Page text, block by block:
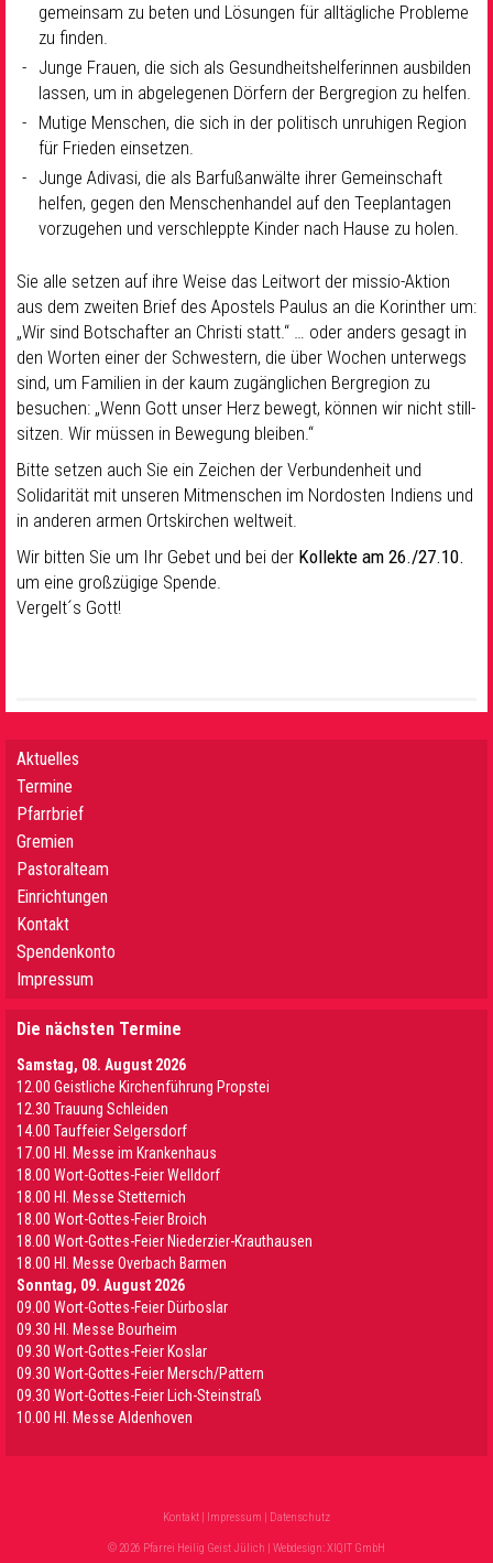
gemeinsam zu beten und Lösungen für alltägliche Probleme
zu finden.
Junge Frauen, die sich als Gesundheitshelferinnen ausbilden
lassen, um in abgelegenen Dörfern der Bergregion zu helfen.
Mutige Menschen, die sich in der politisch unruhigen Region
für Frieden einsetzen.
Junge Adivasi, die als Barfußanwälte ihrer Gemeinschaft
helfen, gegen den Menschenhandel auf den Teeplantagen
vorzugehen und verschleppte Kinder nach Hause zu holen.
Sie alle setzen auf ihre Weise das Leitwort der missio-Aktion
aus dem zweiten Brief des Apostels Paulus an die Korinther um:
„Wir sind Botschafter an Christi statt.“ … oder anders gesagt in
den Worten einer der Schwestern, die über Wochen unterwegs
sind, um Familien in der kaum zugänglichen Bergregion zu
besuchen: „Wenn Gott unser Herz bewegt, können wir nicht still-
sitzen. Wir müssen in Bewegung bleiben.“
Bitte setzen auch Sie ein Zeichen der Verbundenheit und
Solidarität mit unseren Mitmenschen im Nordosten Indiens und
in anderen armen Ortskirchen weltweit.
Wir bitten Sie um Ihr Gebet und bei der Kollekte am 26./27.10.
um eine großzügige Spende.
Vergelt´s Gott!
Aktuelles
Termine
Pfarrbrief
Gremien
Pastoralteam
Einrichtungen
Kontakt
Spendenkonto
Impressum
Die nächsten Termine
Samstag, 08. August 2026
12.00 Geistliche Kirchenführung Propstei
12.30 Trauung Schleiden
14.00 Tauffeier Selgersdorf
17.00 Hl. Messe im Krankenhaus
18.00 Wort-Gottes-Feier Welldorf
18.00 Hl. Messe Stetternich
18.00 Wort-Gottes-Feier Broich
18.00 Wort-Gottes-Feier Niederzier-Krauthausen
18.00 Hl. Messe Overbach Barmen
Sonntag, 09. August 2026
09.00 Wort-Gottes-Feier Dürboslar
09.30 HI. Messe Bourheim
09.30 Wort-Gottes-Feier Koslar
09.30 Wort-Gottes-Feier Mersch/Pattern
09.30 Wort-Gottes-Feier Lich-Steinstraß
10.00 Hl. Messe Aldenhoven
Kontakt | Impressum | Datenschutz
© 2026 Pfarrei Heilig Geist Jülich | Webdesign:XIQIT GmbH